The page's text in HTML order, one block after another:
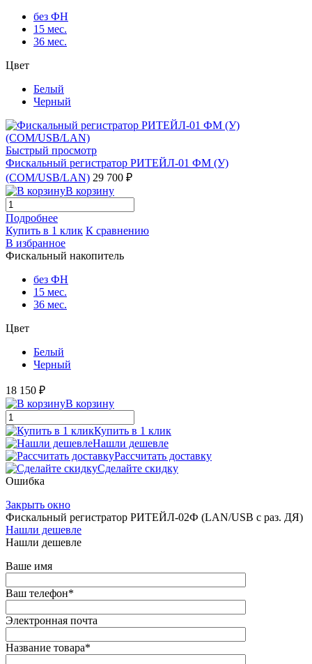
без ФН
15 мес.
36 мес.
Цвет
Белый
Черный
Быстрый просмотр
Фискальный регистратор РИТЕЙЛ-01 ФМ (У)
(COM/USB/LAN) 29 700 ₽
В корзину
Подробнее
Купить в 1 клик К сравнению
В избранное
Фискальный накопитель
без ФН
15 мес.
36 мес.
Цвет
Белый
Черный
18 150 ₽
В корзину
Купить в 1 клик
Нашли дешевле
Рассчитать доставку
Сделайте скидку
Ошибка
Закрыть окно
Фискальный регистратор РИТЕЙЛ-02Ф (LAN/USB с раз. ДЯ)
Нашли дешевле
Нашли дешевле
Ваше имя
Ваш телефон*
Электронная почта
Название товара*